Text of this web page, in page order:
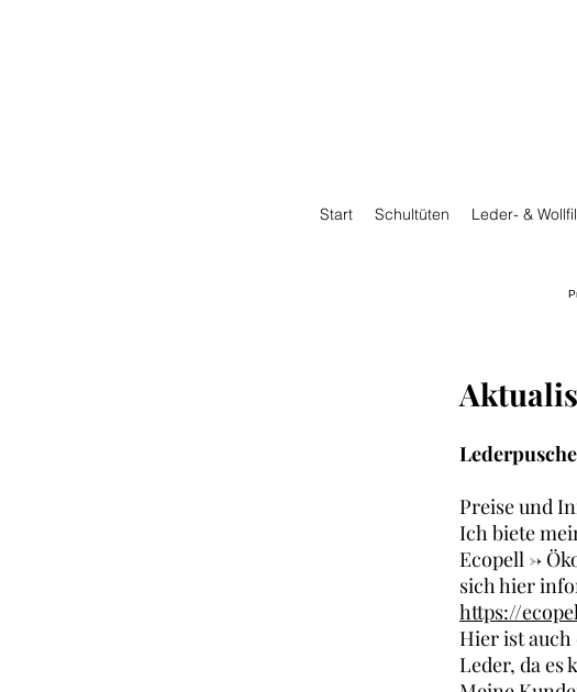
Start Schultüten Leder- &
Preise und
Ich biete
Ecopell ->
sich hier
https://
Hier ist auch
Leder, da es